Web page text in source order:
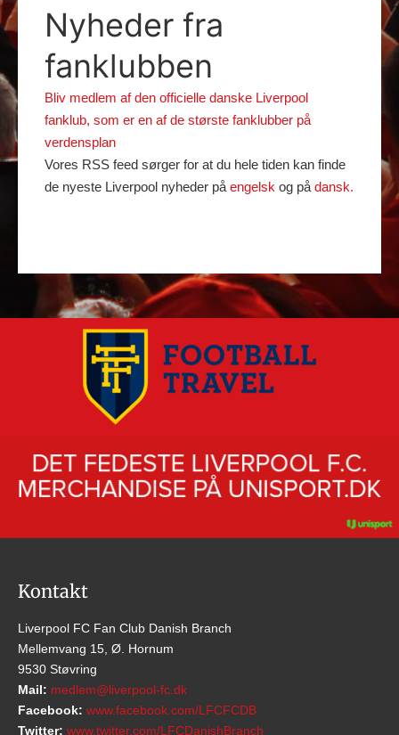
Nyheder fra
fanklubben
Bliv medlem af den officielle danske Liverpool
fanklub, som er en af de største fanklubber på
verdensplan
Vores RSS feed sørger for at du hele tiden kan finde
de nyeste Liverpool nyheder på engelsk og på dansk.
Kontakt
Liverpool FC Fan Club Danish Branch
Mellemvang 15, Ø. Hornum
9530 Støvring
Mail: medlem@liverpool-fc.dk
Facebook: www.facebook.com/LFCFCDB
Twitter: www.twitter.com/LFCDanishBranch